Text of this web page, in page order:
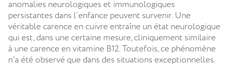
anomalies neurologiques et immunologiques
persistantes dans l’enfance peuvent survenir. Une
véritable carence en cuivre entraîne un état neurologique
qui est, dans une certaine mesure, cliniquement similaire
à une carence en vitamine B12. Toutefois, ce phénomène
n'a été observé que dans des situations exceptionnelles.